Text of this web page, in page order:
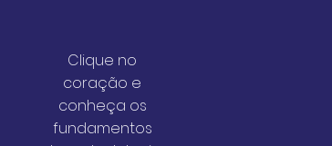
Clique no
coração e
conheça os
fundamentos